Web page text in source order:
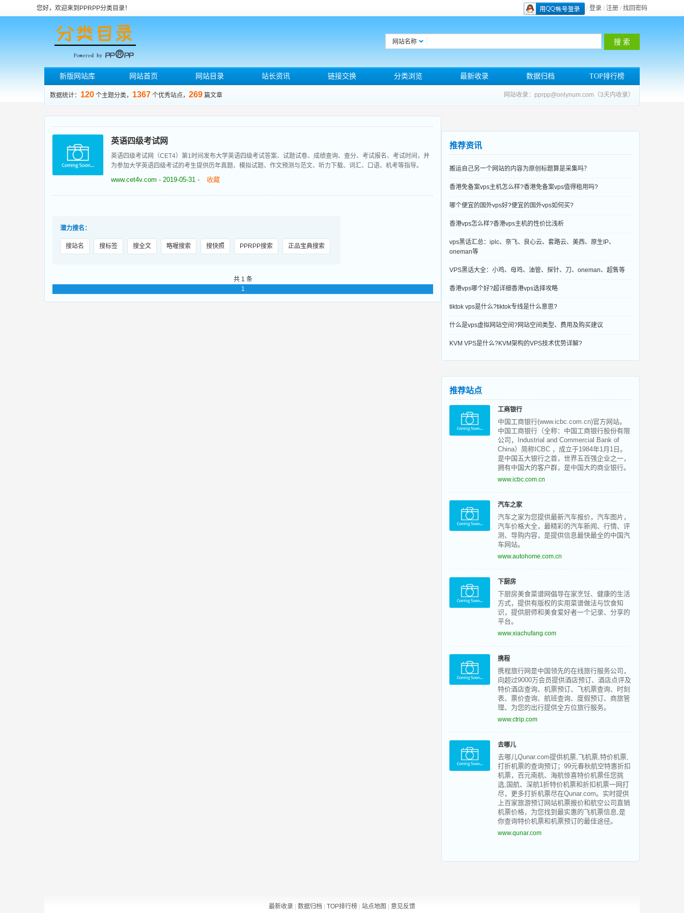
您好，欢迎来到PPRPP分类目录！ / 登录 / 注册 / 找回密码
网站名称
新版网站库 网站首页 网站目录 站长资讯 链接交换 分类浏览 最新收录 数据归档 TOP排行榜
数据统计： 120 个主题分类， 1367 个优秀站点， 269 篇文章 网站收录：pprpp@onlynum.com（3天内收录）
英语四级考试网
英语四级考试网（CET4）第1时间发布大学英语四级考试答案、试题试卷、成绩查询、查分、考试报名、考试时间，并
为参加大学英语四级考试的考生提供历年真题、模拟试题、作文预测与范文、听力下载、词汇、口语、机考等指导。
www.cet4v.com - 2019-05-31 - 收藏
潜力搜名：
搜站名 搜标签 搜全文 略喔搜索 搜快照 PPRPP搜索 正品宝典搜索
共 1 条
1
推荐资讯
搬运自己另一个网站的内容为原创标题算是采集吗？
香港免备案vps主机怎么样?香港免备案vps值得租用吗?
哪个便宜的国外vps好?便宜的国外vps如何买?
香港vps怎么样?香港vps主机的性价比浅析
vps黑话汇总：iplc、奈飞、良心云、套路云、美西、原生IP、
oneman等
VPS黑话大全：小鸡、母鸡、油管、探针、刀、oneman、超售等
香港vps哪个好?超详细香港vps选择攻略
tiktok vps是什么?tiktok专线是什么意思?
什么是vps虚拟网站空间?网站空间类型、费用及购买建议
KVM VPS是什么?KVM架构的VPS技术优势详解?
推荐站点
工商银行
中国工商银行(www.icbc.com.cn)官方网站。
中国工商银行（全称：中国工商银行股份有限
公司，Industrial and Commercial Bank of
China）简称ICBC ，成立于1984年1月1日。
是中国五大银行之首，世界五百强企业之一，
拥有中国大的客户群，是中国大的商业银行。
www.icbc.com.cn
汽车之家
汽车之家为您提供最新汽车报价，汽车图片，
汽车价格大全，最精彩的汽车新闻、行情、评
测、导购内容，是提供信息最快最全的中国汽
车网站。
www.autohome.com.cn
下厨房
下厨房美食菜谱网倡导在家烹饪、健康的生活
方式，提供有版权的实用菜谱做法与饮食知
识，提供厨师和美食爱好者一个记录、分享的
平台。
www.xiachufang.com
携程
携程旅行网是中国领先的在线旅行服务公司，
向超过9000万会员提供酒店预订、酒店点评及
特价酒店查询、机票预订、飞机票查询、时刻
表、票价查询、航班查询、度假预订、商旅管
理、为您的出行提供全方位旅行服务。
www.ctrip.com
去哪儿
去哪儿Qunar.com提供机票,飞机票,特价机票,
打折机票的查询预订；99元春秋航空特惠折扣
机票，百元南航、海航惊喜特价机票任您挑
选,国航、深航1折特价机票和折扣机票一网打
尽，更多打折机票尽在Qunar.com。实时提供
上百家旅游预订网站机票报价和航空公司直销
机票价格，为您找到最实惠的飞机票信息,是
你查询特价机票和机票预订的最佳途径。
www.qunar.com
最新收录 数据归档 TOP排行榜 站点地图 意见反馈